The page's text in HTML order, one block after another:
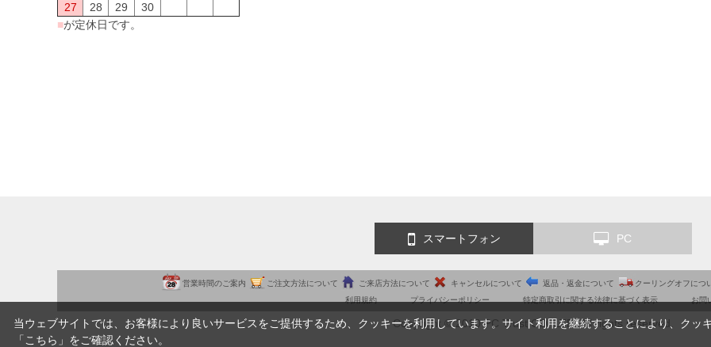
27
28 29
30
■が定休日です。
スマートフォン PC
営業時間のご案内 ご注文方法について ご来店方法について キャンセルについて 返品・返金について
クーリングオフにつ
利用規約
プライバシーポリシー 特定商取引に関する法律に基づく表示 お問
Copyright © 2010 PC Trust CO.,LTD. All rights reserved.
当ウェブサイトでは、お客様により良いサービスをご提供するため、クッキーを利用しています。サイト利用を継続することにより、クッ
「 こちら 」をご確認ください。